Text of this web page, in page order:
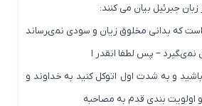
بیان می کنند:
بدانى مخلوق زیان و سودى نمى‏رساند
– پس لطفا انقدر ا
به شدت اول اتوکل کنید به خداوند و
بندی قدم به مصاحبه